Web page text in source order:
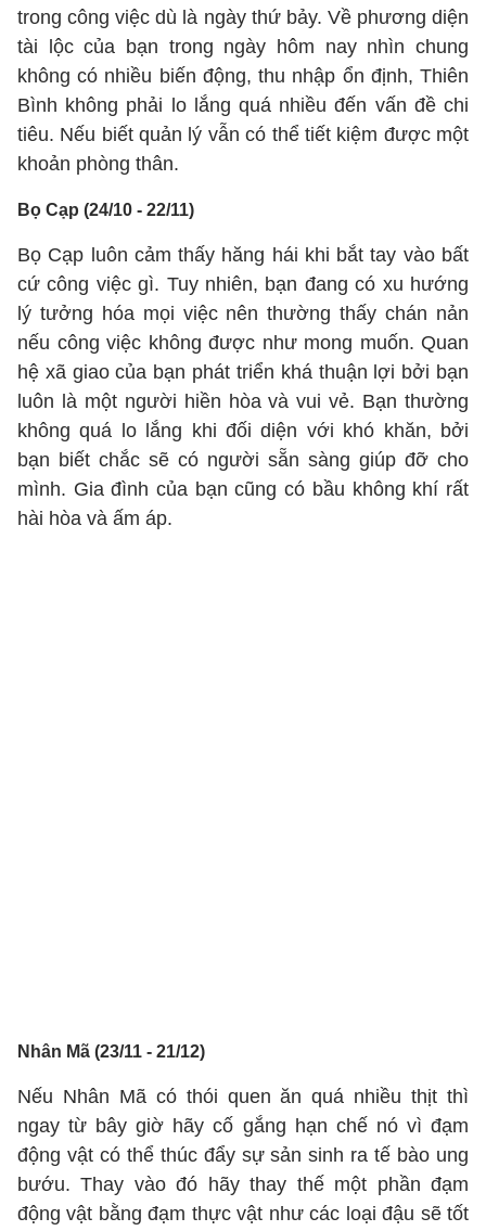
trong công việc dù là ngày thứ bảy. Về phương diện
tài lộc của bạn trong ngày hôm nay nhìn chung
không có nhiều biến động, thu nhập ổn định, Thiên
Bình không phải lo lắng quá nhiều đến vấn đề chi
tiêu. Nếu biết quản lý vẫn có thể tiết kiệm được một
khoản phòng thân.
Bọ Cạp (24/10 - 22/11)
Bọ Cạp luôn cảm thấy hăng hái khi bắt tay vào bất
cứ công việc gì. Tuy nhiên, bạn đang có xu hướng
lý tưởng hóa mọi việc nên thường thấy chán nản
nếu công việc không được như mong muốn. Quan
hệ xã giao của bạn phát triển khá thuận lợi bởi bạn
luôn là một người hiền hòa và vui vẻ. Bạn thường
không quá lo lắng khi đối diện với khó khăn, bởi
bạn biết chắc sẽ có người sẵn sàng giúp đỡ cho
mình. Gia đình của bạn cũng có bầu không khí rất
hài hòa và ấm áp.
Nhân Mã (23/11 - 21/12)
Nếu Nhân Mã có thói quen ăn quá nhiều thịt thì
ngay từ bây giờ hãy cố gắng hạn chế nó vì đạm
động vật có thể thúc đẩy sự sản sinh ra tế bào ung
bướu. Thay vào đó hãy thay thế một phần đạm
động vật bằng đạm thực vật như các loại đậu sẽ tốt